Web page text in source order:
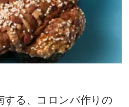
する、コロンバ作りの